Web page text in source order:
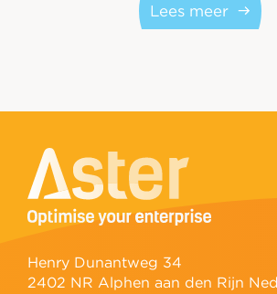
Lees meer
Henry Dunantweg 34
2402 NR Alphen aan den Rijn